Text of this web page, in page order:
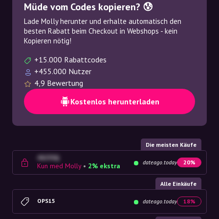
Müde vom Codes kopieren? 😰
Lade Molly herunter und erhalte automatisch den
besten Rabatt beim Checkout in Webshops - kein
Kopieren nötig!
+15.000 Rabattcodes
+455.000 Nutzer
4,9 Bewertung
Kostenlos herunterladen
Die meisten Käufe
4G23SQ
Kun med Molly • 2% ekstra dateago.today 20%
Alle Einkäufe
OPS15 dateago.today 18%